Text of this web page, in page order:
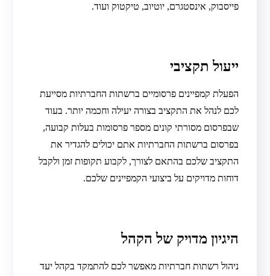
פייסבוק, אינסטגרם, יוטיוב, טיקטוק ועוד.
ייעול תקציבי
הפעלת קמפיינים פרסומיים ברשתות החברתיות מסייעת
לכם לנהל את התקציב בצורה יעילה וחכמה יותר. בעוד
שבפרסום מסורתי קונים מספר פרסומות בעלות קבועה,
בפרסום ברשתות החברתיות אתם יכולים להגדיר את
התקציב שלכם בהתאם לצורך, לקבוע תקופות זמן ולקבל
דוחות מדויקים על ביצועי הקמפיינים שלכם.
היגיון מדויק של הקהל
ניהול רשתות חברתיות מאפשר לכם להתמקד בקהל יעד